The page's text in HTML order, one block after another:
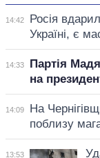
14:42
Росія
Україні, є
14:33
Партія
на
14:09
На
поблизу
13:53